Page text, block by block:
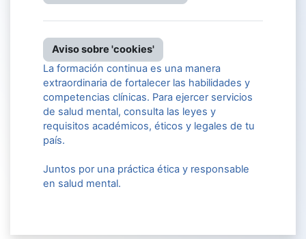
Aviso sobre 'cookies'
La formación continua es una manera
extraordinaria de fortalecer las habilidades y
competencias clínicas. Para ejercer servicios
de salud mental, consulta las leyes y
requisitos académicos, éticos y legales de tu
país.
Juntos por una práctica ética y responsable
en salud mental.